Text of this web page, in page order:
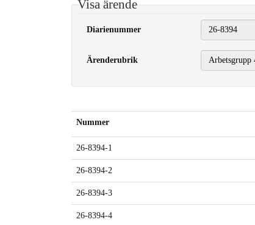
Visa ärende
Diarienummer
Ärenderubrik
Nummer
26-8394-1
26-8394-2
26-8394-3
26-8394-4